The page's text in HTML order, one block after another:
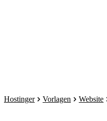
Hostinger Vorlagen Website